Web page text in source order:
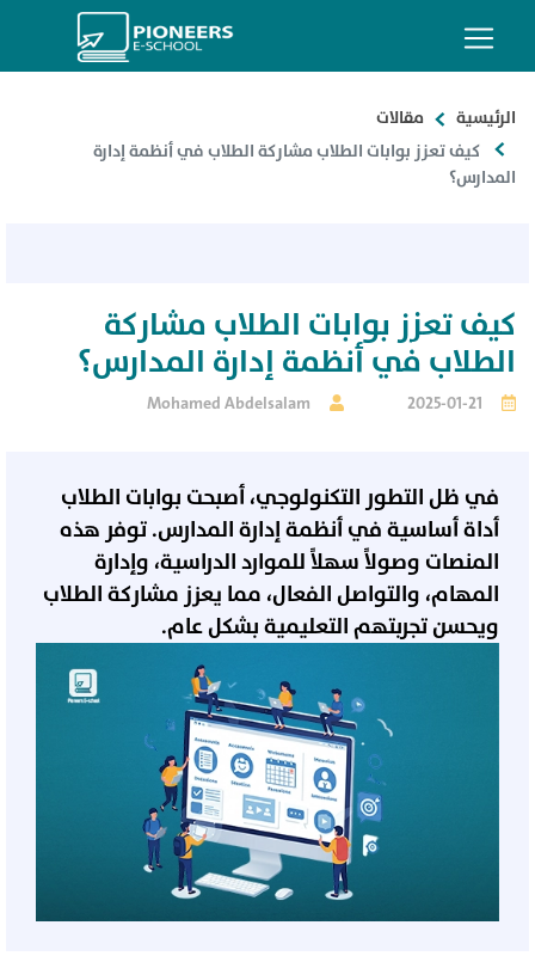
الرئيسية
مقالات
كيف تعزز بوابات الطلاب مشاركة الطلاب في أنظمة إدارة
المدارس؟
كيف تعزز بوابات الطلاب مشاركة
الطلاب في أنظمة إدارة المدارس؟
في ظل التطور التكنولوجي، أصبحت بوابات الطلاب
أداة أساسية في أنظمة إدارة المدارس. توفر هذه
المنصات وصولاً سهلاً للموارد الدراسية، وإدارة
المهام، والتواصل الفعال، مما يعزز مشاركة الطلاب
ويحسن تجربتهم التعليمية بشكل عام.